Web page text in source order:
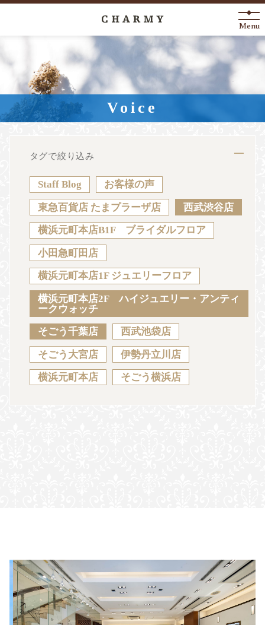
New Arrival
About
Engagement Ring
Anniversary
News Blog
Sustainability Voice Catalog
JA EN CH KO
Menu
Voice
タグで絞り込み
Staff Blog お客様の声
東急百貨店 たまプラーザ店 西武渋谷店
横浜元町本店B1F ブライダルフロア
小田急町田店
横浜元町本店1F ジュエリーフロア
横浜元町本店2F ハイジュエリー・アンティ
ークウォッチ
そごう千葉店 西武池袋店
そごう大宮店 伊勢丹立川店
横浜元町本店 そごう横浜店